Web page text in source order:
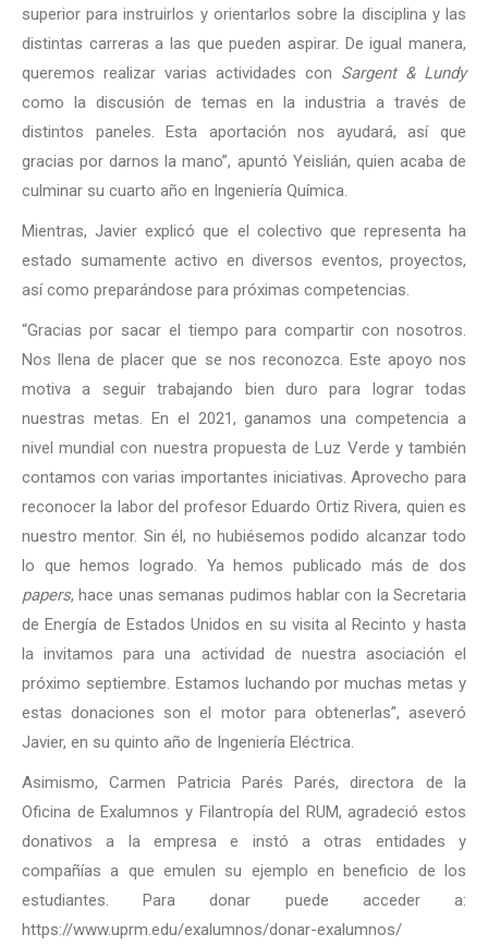
superior para instruirlos y orientarlos sobre la disciplina y las
distintas carreras a las que pueden aspirar. De igual manera,
queremos realizar varias actividades con Sargent & Lundy
como la discusión de temas en la industria a través de
distintos paneles. Esta aportación nos ayudará, así que
gracias por darnos la mano”, apuntó Yeislián, quien acaba de
culminar su cuarto año en Ingeniería Química.
Mientras, Javier explicó que el colectivo que representa ha
estado sumamente activo en diversos eventos, proyectos,
así como preparándose para próximas competencias.
“Gracias por sacar el tiempo para compartir con nosotros.
Nos llena de placer que se nos reconozca. Este apoyo nos
motiva a seguir trabajando bien duro para lograr todas
nuestras metas. En el 2021, ganamos una competencia a
nivel mundial con nuestra propuesta de Luz Verde y también
contamos con varias importantes iniciativas. Aprovecho para
reconocer la labor del profesor Eduardo Ortiz Rivera, quien es
nuestro mentor. Sin él, no hubiésemos podido alcanzar todo
lo que hemos logrado. Ya hemos publicado más de dos
papers, hace unas semanas pudimos hablar con la Secretaria
de Energía de Estados Unidos en su visita al Recinto y hasta
la invitamos para una actividad de nuestra asociación el
próximo septiembre. Estamos luchando por muchas metas y
estas donaciones son el motor para obtenerlas”, aseveró
Javier, en su quinto año de Ingeniería Eléctrica.
Asimismo, Carmen Patricia Parés Parés, directora de la
Oficina de Exalumnos y Filantropía del RUM, agradeció estos
donativos a la empresa e instó a otras entidades y
compañías a que emulen su ejemplo en beneficio de los
estudiantes. Para donar puede acceder a:
https://www.uprm.edu/exalumnos/donar-exalumnos/